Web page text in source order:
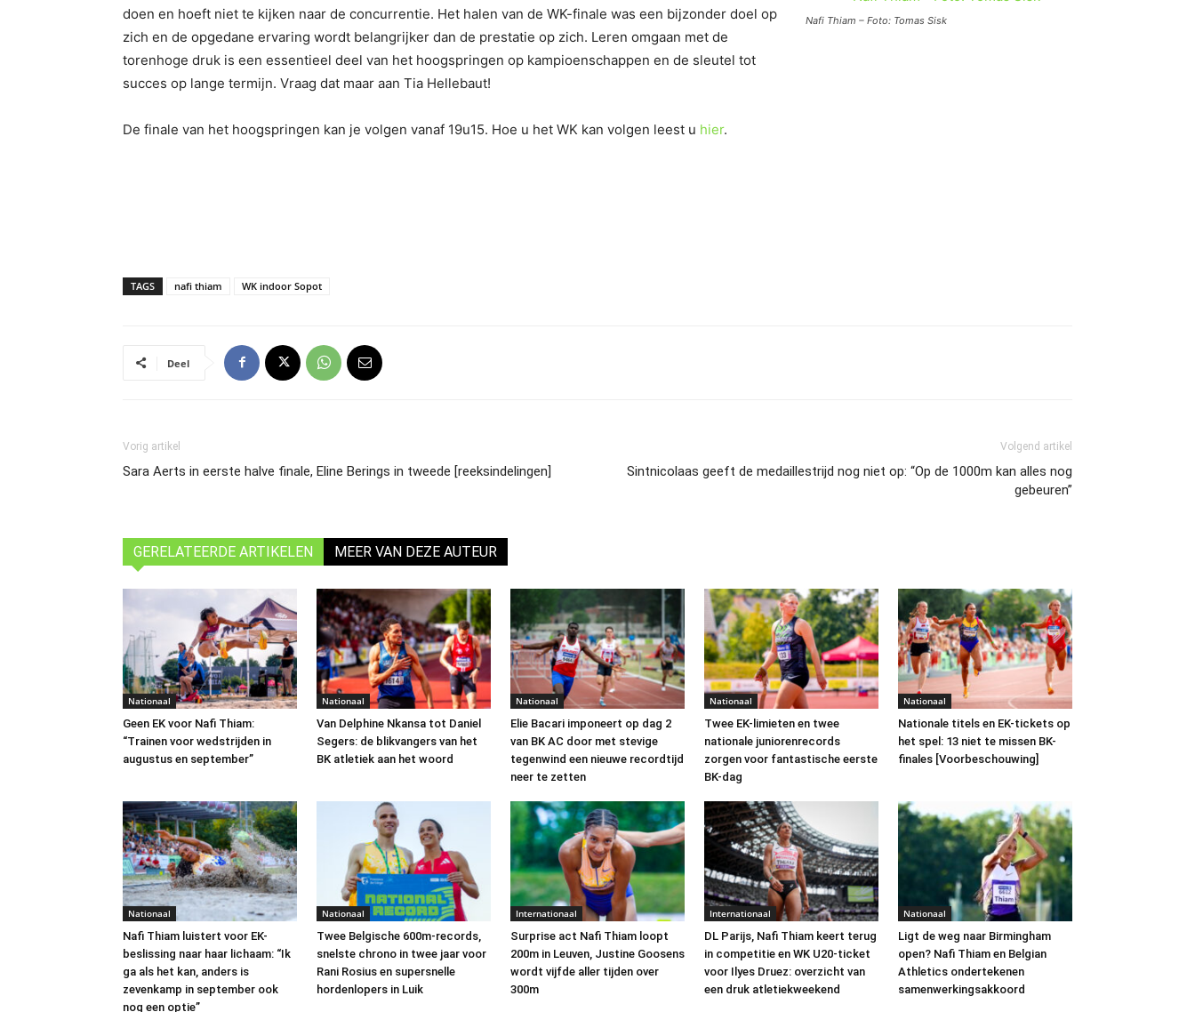
Nafi Thiam – Foto: Tomas Sisk
doen en hoeft niet te kijken naar de concurrentie. Het halen van de WK-finale was een bijzonder doel op
zich en de opgedane ervaring wordt belangrijker dan de prestatie op zich. Leren omgaan met de
torenhoge druk is een essentieel deel van het hoogspringen op kampioenschappen en de sleutel tot
succes op lange termijn. Vraag dat maar aan Tia Hellebaut!
De finale van het hoogspringen kan je volgen vanaf 19u15. Hoe u het WK kan volgen leest u hier.
TAGS nafi thiam WK indoor Sopot
Deel
Vorig artikel
Sara Aerts in eerste halve finale, Eline Berings in tweede [reeksindelingen]
Volgend artikel
Sintnicolaas geeft de medaillestrijd nog niet op: “Op de 1000m kan alles nog
gebeuren”
GERELATEERDE ARTIKELEN MEER VAN DEZE AUTEUR
Nationaal
Geen EK voor Nafi Thiam:
“Trainen voor wedstrijden in
augustus en september”
Nationaal
Van Delphine Nkansa tot Daniel
Segers: de blikvangers van het
BK atletiek aan het woord
Nationaal
Elie Bacari imponeert op dag 2
van BK AC door met stevige
tegenwind een nieuwe recordtijd
neer te zetten
Nationaal
Twee EK-limieten en twee
nationale juniorenrecords
zorgen voor fantastische eerste
BK-dag
Nationaal
Nationale titels en EK-tickets op
het spel: 13 niet te missen BK-
finales [Voorbeschouwing]
Nationaal
Nafi Thiam luistert voor EK-
beslissing naar haar lichaam: “Ik
ga als het kan, anders is
zevenkamp in september ook
nog een optie”
Nationaal
Twee Belgische 600m-records,
snelste chrono in twee jaar voor
Rani Rosius en supersnelle
hordenlopers in Luik
Internationaal
Surprise act Nafi Thiam loopt
200m in Leuven, Justine Goosens
wordt vijfde aller tijden over
300m
Internationaal
DL Parijs, Nafi Thiam keert terug
in competitie en WK U20-ticket
voor Ilyes Druez: overzicht van
een druk atletiekweekend
Nationaal
Ligt de weg naar Birmingham
open? Nafi Thiam en Belgian
Athletics ondertekenen
samenwerkingsakkoord